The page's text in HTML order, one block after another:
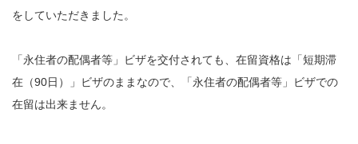
をしていただきました。
「永住者の配偶者等」ビザを交付されても、在留資格は「短期滞
在（90日）」ビザのままなので、「永住者の配偶者等」ビザでの
在留は出来ません。